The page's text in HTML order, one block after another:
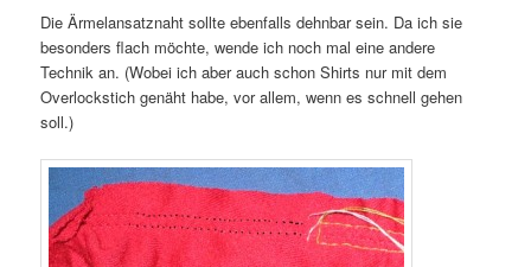
Die Ärmelansatznaht sollte ebenfalls dehnbar sein. Da ich sie
besonders flach möchte, wende ich noch mal eine andere
Technik an. (Wobei ich aber auch schon Shirts nur mit dem
Overlockstich genäht habe, vor allem, wenn es schnell gehen
soll.)